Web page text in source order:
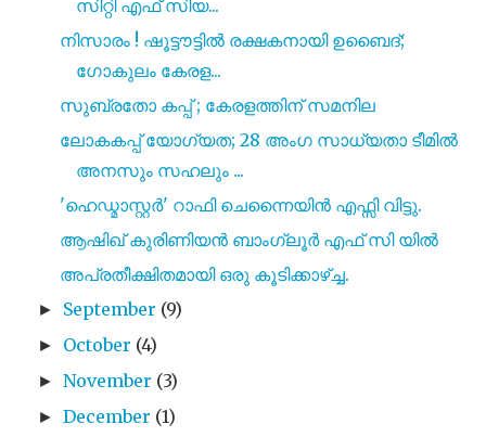
സിറ്റി എഫ് സിയ...
നിസാരം ! ഷൂട്ടൗട്ടിൽ രക്ഷകനായി ഉബൈദ്;
ഗോകുലം കേരള...
സുബ്രതോ കപ്പ് ; കേരളത്തിന് സമനില
ലോകകപ്പ് യോഗ്യത; 28 അംഗ സാധ്യതാ ടീമിൽ
അനസും സഹലും ...
'ഹെഡ്മാസ്റ്റർ' റാഫി ചെന്നൈയിൻ എഫ്സി വിട്ടു.
ആഷിഖ് കുരിണിയൻ ബാംഗ്ലൂർ എഫ് സി യിൽ
അപ്രതീക്ഷിതമായി ഒരു കൂടിക്കാഴ്ച്ച.
► September (9)
► October (4)
►November (3)
►December (1)